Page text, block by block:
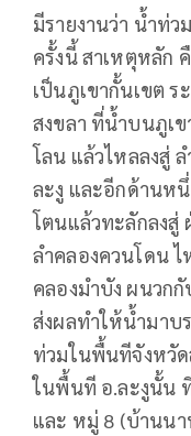
มีรายงานว่า น้ำท่
ครั้งนี้ สาเหตุหลัก
เป็นภูเขากั้นเขต ร
สงขลา ที่น้ำบนภูเข
โลน แล้วไหลลงสู่
ละงู และอีกด้านห
โตนแล้วทะลักลงสู่
ลำคลองควนโดน ไ
คลองมำบัง ผนวก
ส่งผลทำให้น้ำมาบ
ท่วมในพื้นทีจังหวัด
ในพื้นที อ.ละงูนั้น
และ หมู่ 8 (บ้านนา